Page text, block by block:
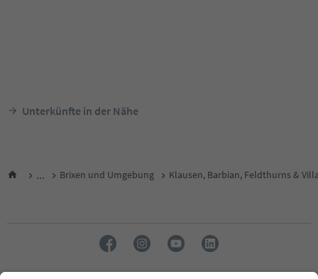
Unterkünfte in der Nähe
... Brixen und Umgebung Klausen, Barbian, Feldthurns &